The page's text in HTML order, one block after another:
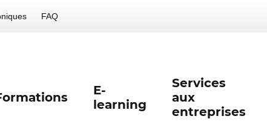
FAQ
E-
learning
Services
aux
entreprises